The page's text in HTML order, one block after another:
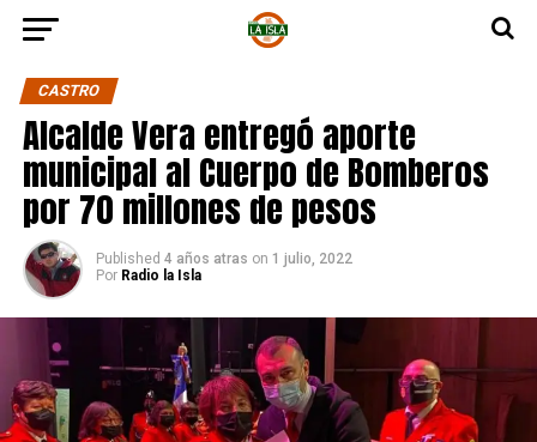
CASTRO
Alcalde Vera entregó aporte
municipal al Cuerpo de Bomberos
por 70 millones de pesos
Published 4 años atras on 1 julio, 2022
Por Radio la Isla